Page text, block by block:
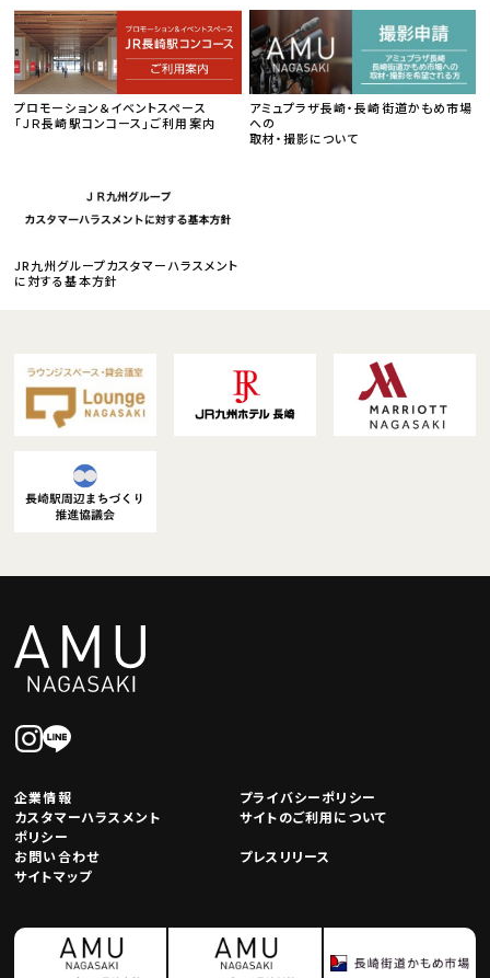
プロモーション＆イベントスペース
「ＪＲ長崎駅コンコース」ご利用案内
アミュプラザ長崎・長崎街道かもめ市場
への
取材・撮影について
JR九州グループカスタマーハラスメント
に対する基本方針
企業情報
プライバシーポリシー
カスタマーハラスメント
ポリシー
サイトのご利用について
お問い合わせ
プレスリリース
サイトマップ